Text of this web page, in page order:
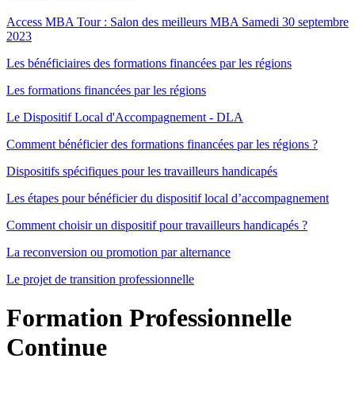
Access MBA Tour : Salon des meilleurs MBA Samedi 30 septembre
2023
Les bénéficiaires des formations financées par les régions
Les formations financées par les régions
Le Dispositif Local d'Accompagnement - DLA
Comment bénéficier des formations financées par les régions ?
Dispositifs spécifiques pour les travailleurs handicapés
Les étapes pour bénéficier du dispositif local d’accompagnement
Comment choisir un dispositif pour travailleurs handicapés ?
La reconversion ou promotion par alternance
Le projet de transition professionnelle
Formation Professionnelle
Continue